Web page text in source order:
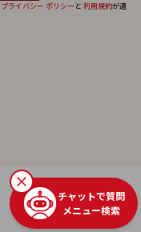
プライバシー ポリシー と 利用規約が適
チャットで質問
メニュー検索